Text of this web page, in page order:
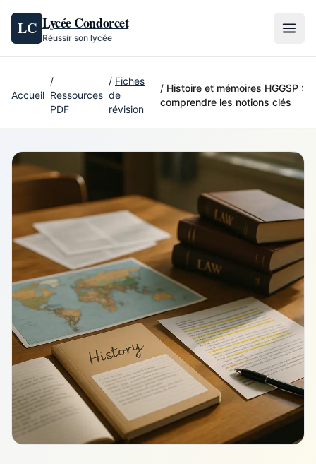
Aller au contenu
LC Lycée Condorcet
Réussir son lycée
Accueil
/
Ressources
PDF
/ Fiches
de
révision
/ Histoire et mémoires HGGSP :
comprendre les notions clés